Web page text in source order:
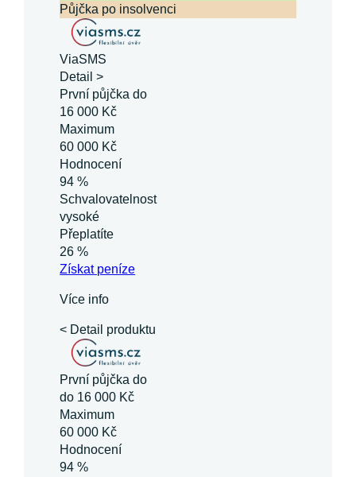
Půjčka po insolvenci
ViaSMS
Detail >
První půjčka do
16 000 Kč
Maximum
60 000 Kč
Hodnocení
94 %
Schvalovatelnost
vysoké
Přeplatíte
26 %
Získatpeníze
Více info
< Detail produktu
První půjčka do
do 16 000 Kč
Maximum
60 000 Kč
Hodnocení
94 %